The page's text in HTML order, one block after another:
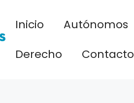
Inicio Autónomos
Derecho
Contacto